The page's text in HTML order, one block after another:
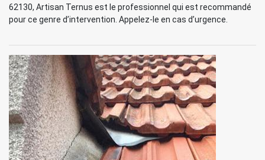
62130, Artisan Ternus est le professionnel qui est recommandé
pour ce genre d’intervention. Appelez-le en cas d’urgence.